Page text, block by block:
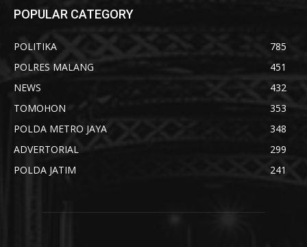
POPULAR CATEGORY
POLITIKA
785
POLRES MALANG
451
NEWS
432
TOMOHON
353
POLDA METRO JAYA
348
ADVERTORIAL
299
POLDA JATIM
241